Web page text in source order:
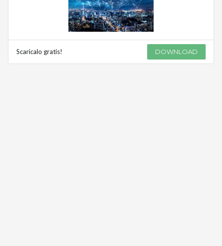
Scaricalo gratis! DOWNLOAD